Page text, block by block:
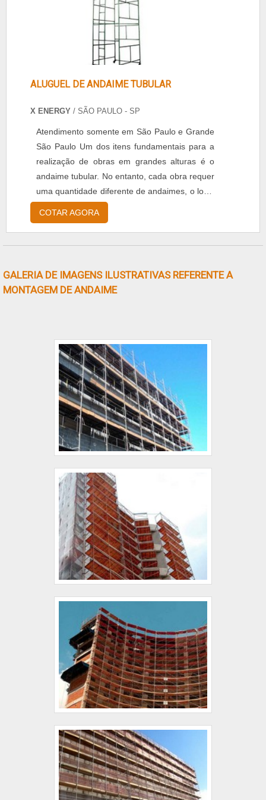
ALUGUEL DE ANDAIME TUBULAR
X ENERGY / SÃO PAULO - SP
Atendimento somente em São Paulo e Grande
São Paulo Um dos itens fundamentais para a
realização de obras em grandes alturas é o
andaime tubular. No entanto, cada obra requer
uma quantidade diferente de andaimes, o local
para armazenamento e o transporte são
fatores que tornam o Aluguel de andaime
realizando algum serviç....
COTAR AGORA
GALERIA DE IMAGENS ILUSTRATIVAS REFERENTE A
MONTAGEM DE ANDAIME